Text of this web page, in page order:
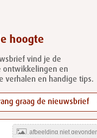
hoogte
vind je de
ontwikkelingen en
verhalen en handige tips.
graag de nieuwsbrief